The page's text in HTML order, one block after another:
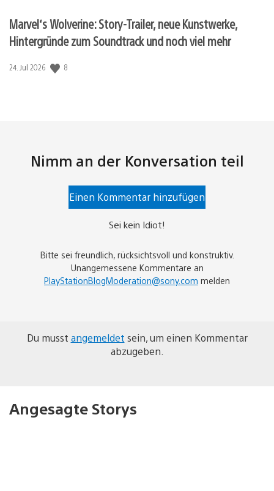
Marvel‘s Wolverine: Story-Trailer, neue Kunstwerke,
Hintergründe zum Soundtrack und noch viel mehr
Veröffentlichungsdatum:
24. Jul 2026 8
Nimm an der Konversation teil
Einen Kommentar hinzufügen
Sei kein Idiot!
Bitte sei freundlich, rücksichtsvoll und konstruktiv.
Unangemessene Kommentare an
PlayStationBlogModeration@sony.com melden
Du musst angemeldet sein, um einen Kommentar
abzugeben.
Angesagte Storys